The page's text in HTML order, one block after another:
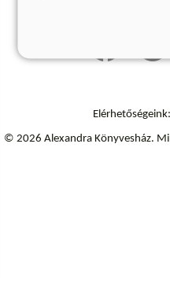
Elérhetőségeink:
© 2026 Alexandra Könyvesház.